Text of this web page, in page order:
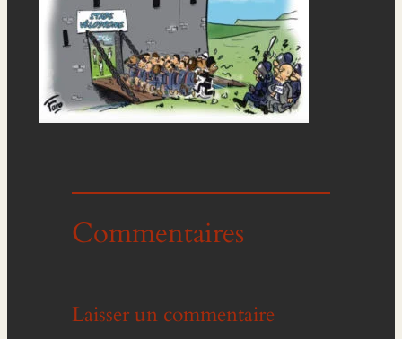
Commentaires
Laisser un commentaire